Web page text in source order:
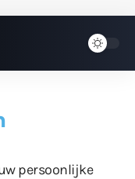
persoonlijke